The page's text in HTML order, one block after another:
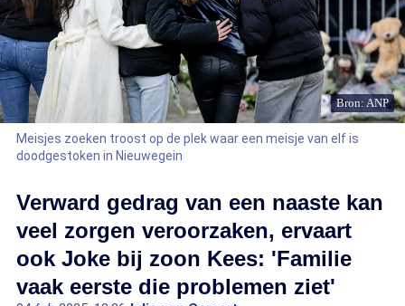
Bron: ANP
Meisjes zoeken troost op de plek waar een meisje van elf is
doodgestoken in Nieuwegein
Verward gedrag van een naaste kan
veel zorgen veroorzaken, ervaart
ook Joke bij zoon Kees: 'Familie
vaak eerste die problemen ziet'